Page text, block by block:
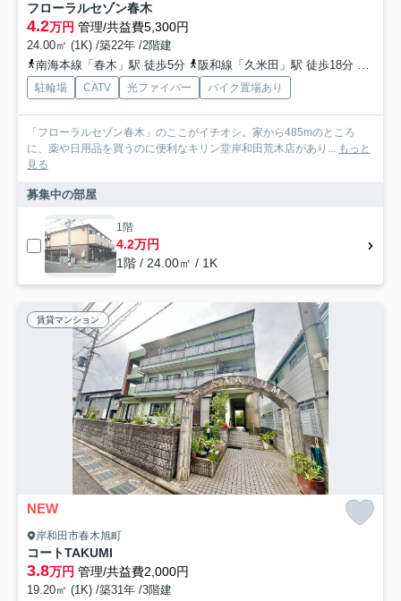
フローラルセゾン春木
4.2万円 管理/共益費5,300円
24.00㎡ (1K) /築22年 /2階建
南海本線「春木」駅 徒歩5分
阪和線「久米田」駅 徒歩18分 南海
駐輪場 CATV 光ファイバー バイク置場あり
「フローラルセゾン春木」のここがイチオシ。家から485mのところ
に、薬や日用品を買うのに便利なキリン堂岸和田荒木店があり... もっと
見る
募集中の部屋
1階
4.2万円
1階 / 24.00㎡ / 1K
賃貸マンション
NEW
岸和田市春木旭町
コートTAKUMI
3.8万円 管理/共益費2,000円
19.20㎡ (1K) /築31年 /3階建